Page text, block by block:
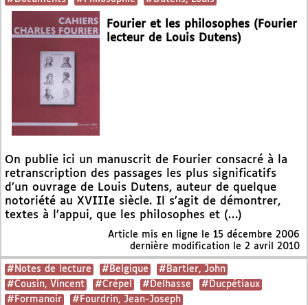
Fourier et les philosophes (Fourier
lecteur de Louis Dutens)
On publie ici un manuscrit de Fourier consacré à la
retranscription des passages les plus significatifs
d’un ouvrage de Louis Dutens, auteur de quelque
notoriété au XVIIIe siècle. Il s’agit de démontrer,
textes à l’appui, que les philosophes et (…)
Article mis en ligne le 15 décembre 2006
dernière modification le 2 avril 2010
#Notes de lecture #Belgique
#Bartier, John
#Cousin, Vincent
#Crépel #Delhasse
#Ducpétiaux
#Formanoir
#Fourdrin, Jean-Joseph